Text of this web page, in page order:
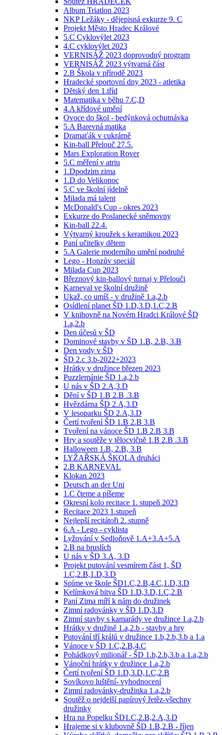
Album Triatlon 2023
NKP Ležáky - dějepisná exkurze 9. C
Projekt Město Hradec Králové
5.C Cyklovýlet 2023
4.C cyklovýlet 2023
VERNISÁŽ 2023 doprovodný program
VERNISÁŽ 2023 výtvarná část
2.B Škola v přírodě 2023
Hradecké sportovní dny 2023 - atletika
Dětský den 1.tříd
Matematika v běhu 7.C,D
4.A křídové umění
Ovoce do škol - bedýnková ochutnávka
5.A Barevná matika
Dramaťák v cukrárně
Kin-ball Přelouč 27.5.
Mars Exploration Rover
5.C měření v atriu
1.Dpodzim zima
1.D do Velikonoc
5.C ve školní jídelně
Milada má talent
McDonald's Cup - okres 2023
Exkurze do Poslanecké sněmovny
Kin-ball 22.4.
Výtvarný kroužek s keramikou 2023
Paní učitelky dětem
5.A Galerie moderního umění podruhé
Lego - Honzův speciál
Milada Cup 2023
Březnový kin-ballový turnaj v Přelouči
Karneval ve školní družině
Ukaž, co umíš - v družině 1.a,2.b
Osídlení planet ŠD 1.D,3.D,1.C,2.B
V knihovně na Novém Hradci Králové ŠD
1.a,2.b
Den účesů v ŠD
Dominové stavby v ŠD 1.B, 2.B, 3.B
Den vody v ŠD
ŠD 2.c 3.b-2022+2023
Hrátky v družince březen 2023
Puzzlemánie ŠD 1.a,2.b
U nás v ŠD 2.A,3.D
Dění v ŠD 1.B 2.B .3.B
Hvězdárna ŠD 2.A,3.D
V lesoparku ŠD 2.A,3.D
Čertí tvoření ŠD 1.B 2.B 3.B
Tvoření na vánoce ŠD 1.B 2.B 3.B
Hry a soutěže v tělocvičně 1.B 2.B .3.B
Halloween 1.B, 2.B, 3.B
LYŽAŘSKÁ ŠKOLA druháci
2.B KARNEVAL
Klokan 2023
Deutsch an der Uni
1.C čteme a píšeme
Okresní kolo recitace 1. stupeň 2023
Recitace 2023 1.stupeň
Nejlepší recitátoři 2. stupně
6.A - Lego - cyklista
Lyžování v Sedloňově 1.A+3.A+5.A
2.B na bruslích
U nás v ŠD 3.A, 3.D
Projekt putování vesmírem část 1, ŠD
1.C,2.B,1.D,3.D
Spíme ve škole ŠD1.C,2.B,4.C,1.D,3.D
Kelímková bitva ŠD 1.D,3.D,1.C,2.B
Paní Zima míří k nám do družinek
Zimní radovánky v ŠD 1.D,3.D
Zimní stavby s kamarády ve družince 1.a,2.b
Hrátky v družině 1.a,2.b - stavby a hry
Putování tří králů v družince 1.b,2.b,3.b a 1.a
Vánoce v ŠD 1.C,2.B,4.C
Pohádkový milionář - ŠD 1.b,2.b,3.b a 1.a,2.b
Vánoční hrátky v družince 1.a,2.b
Čertí tvoření ŠD 1.D,3.D,1.C,2.B
Sovíkovo luštění- vyhodnocení
Zimní radovánky-družinka 1.a,2.b
Soutěž o nejdelší papírový řetěz-všechny
družinky
Hra na Popelku ŠD1.C,2.B,2.A,3.D
Hrajeme si v klubovně ŠD 1.B,2.B - říjen